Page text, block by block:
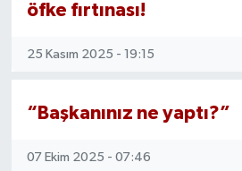
öfke fırtınası!
25 Kasım 2025 - 19:15
“Başkanınız ne yaptı?”
07 Ekim 2025 - 07:46